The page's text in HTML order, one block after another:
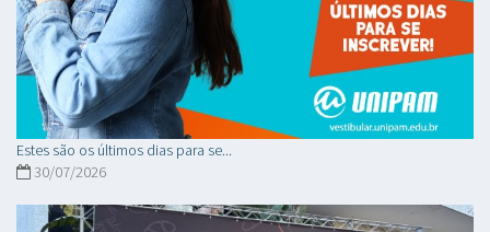
Estes são os últimos dias para se...
30/07/2026